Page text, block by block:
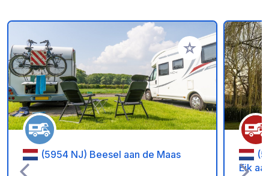
Aggiungi ai tuoi
(5954 NJ) Beesel aan de Maas
Eik